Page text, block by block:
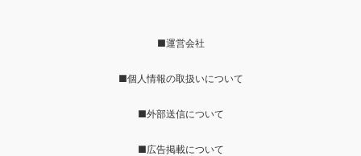
■運営会社
■個人情報の取扱いについて
■外部送信について
■広告掲載について